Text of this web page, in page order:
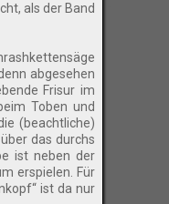
als der Band
abgesehen
Frisur im
Toben und
(beachtliche)
das durchs
ist neben der
erspielen. Für
ist da nur